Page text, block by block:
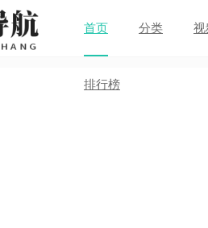
首页 分类 视
排行榜